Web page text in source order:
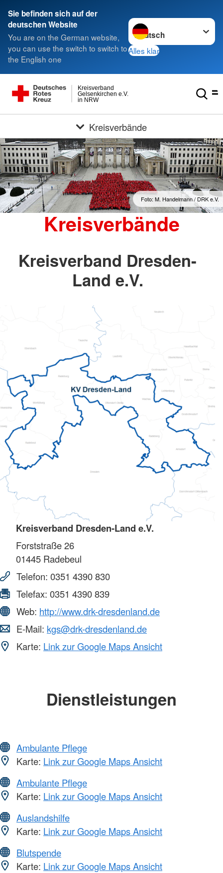
Sie befinden sich auf der
deutschen Website
You are on the German website,
you can use the switch to switch to
the English one
Sprache wechseln zu
Alles klar
in NRW
Gelsenkirchen e.V.
Kreisverband
Kreisverbände
Foto: M. Handelmann / DRK e.V.
Kreisverbände
Kreisverband Dresden-
Land e.V.
Kreisverband Dresden-Land e.V.
Forststraße 26
01445 Radebeul
Telefon: 0351 4390 830
Telefax: 0351 4390 839
Web: http://www.drk-dresdenland.de
E-Mail: kgs@drk-dresdenland.de
Karte: Link zur Google Maps Ansicht
Dienstleistungen
Ambulante Pflege
Karte: Link zur Google Maps Ansicht
Ambulante Pflege
Karte: Link zur Google Maps Ansicht
Auslandshilfe
Karte: Link zur Google Maps Ansicht
Blutspende
Karte: Link zur Google Maps Ansicht